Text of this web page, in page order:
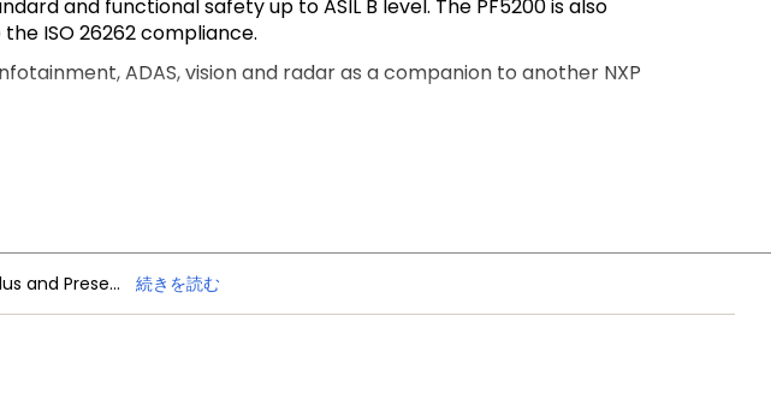
and functional safety up to ASIL B level. The PF5200 is also
ISO 26262 compliance.
ADAS, vision and radar as a companion to another NXP
supply.
NXP Trimension Ultra-Wideband Powers BMW Group’s Digital Key Plus and Presence Detection 続きを読む